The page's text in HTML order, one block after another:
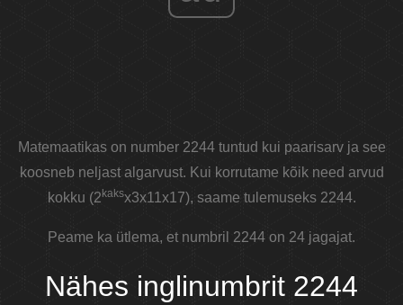
Matemaatikas on number 2244 tuntud kui paarisarv ja see
koosneb neljast algarvust. Kui korrutame kõik need arvud
kokku (2 kaksx3x11x17), saame tulemuseks 2244.
Peame ka ütlema, et numbril 2244 on 24 jagajat.
Nähes inglinumbrit 2244